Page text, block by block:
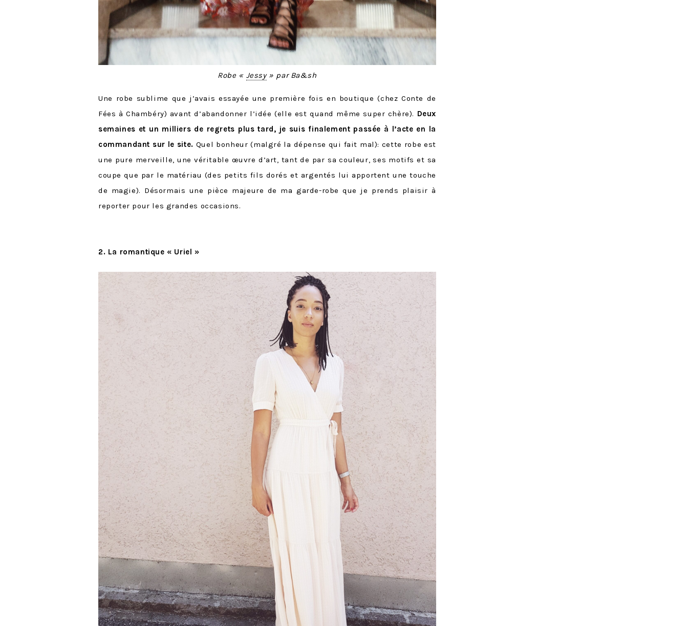
Robe « Jessy» par Ba&sh
Une robe sublime que j’avais essayée une première fois en boutique (chez Conte de
Fées à Chambéry) avant d’abandonner l’idée (elle est quand même super chère). Deux
semaines et un milliers de regrets plus tard, je suis finalement passée à l’acte en la
commandant sur le site. Quel bonheur (malgré la dépense qui fait mal): cette robe est
une pure merveille, une véritable œuvre d’art, tant de par sa couleur, ses motifs et sa
coupe que par le matériau (des petits fils dorés et argentés lui apportent une touche
de magie). Désormais une pièce majeure de ma garde-robe que je prends plaisir à
reporter pour les grandes occasions.
2. La romantique « Uriel »